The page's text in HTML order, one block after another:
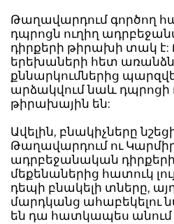
Թաղավարդում գործող
դպրոցն ուղիղ
դիրքերի թիրախի տակ է:
երեխաների հետ
քննարկումներից
արձակվում նաև դպրոցի
թիրախային են:
Ավելին, բնակիչները
Թաղավարդում ու Կարմիր
ադրբեջանական
մեքենաներից հատուկ
դեպի բնակելի տները, այդ
մարդկանց
են դա հատկապես անում